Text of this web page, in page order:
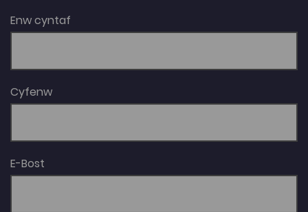
Enw cyntaf
Cyfenw
E-Bost